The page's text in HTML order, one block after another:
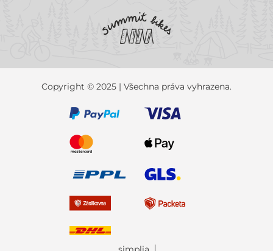
Copyright © 2025 | Všechna práva vyhrazena.